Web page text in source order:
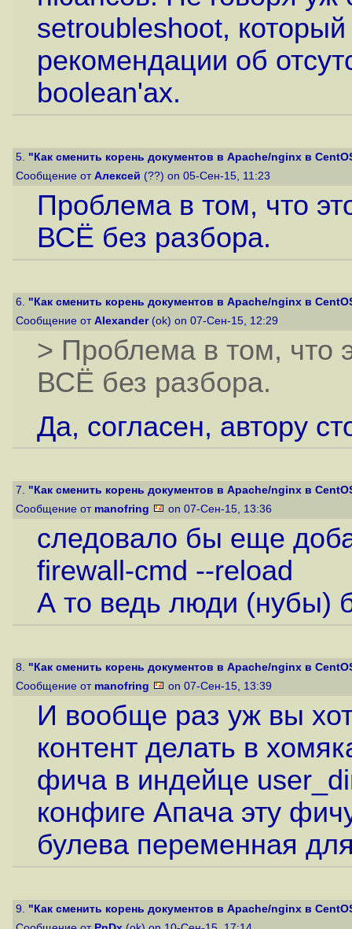
setroubleshoot,
рекомендации об
boolean'ах.
5. "Как сменить корень документов в Apache/nginx в
Сообщение от Алексей (??) on 05-Сен-15, 11:23
Проблема в том, что
ВСЁ без разбора.
6. "Как сменить корень документов в Apache/nginx в
Сообщение от Alexander(ok) on 07-Сен-15, 12:29
> Проблема в том, что
ВСЁ без разбора.
Да, согласен, автору
7. "Как сменить корень документов в Apache/nginx в
Сообщение от manofring on 07-Сен-15, 13:36
следовало бы еще
firewall-cmd --reload
А то ведь люди (нубы)
8. "Как сменить корень документов в Apache/nginx в
Сообщение от manofring on 07-Сен-15, 13:39
И вообще раз уж вы
контент делать в
фича в индейце
конфиге Апача эту
булева переменная
9. "Как сменить корень документов в Apache/nginx в